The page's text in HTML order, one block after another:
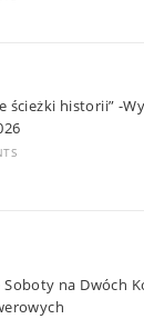
ścieżki historii” -
na Dwóch